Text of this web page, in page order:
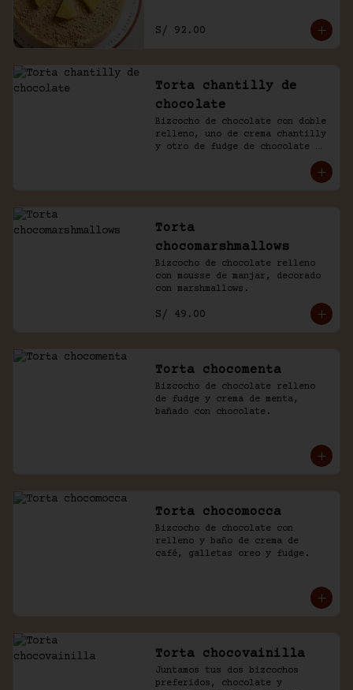
S/ 92.00
Torta chantilly de
chocolate
Bizcocho de chocolate con doble
relleno, uno de crema chantilly
y otro de fudge de chocolate
Torta
chocomarshmallows
Bizcocho de chocolate relleno
con mousse de manjar, decorado
con marshmallows.
S/ 49.00
Torta chocomenta
Bizcocho de chocolate relleno
de fudge y crema de menta,
bañado con chocolate.
Torta chocomocca
Bizcocho de chocolate con
relleno y baño de crema de
café, galletas oreo y fudge.
Torta chocovainilla
Juntamos tus dos bizcochos
preferidos, chocolate y